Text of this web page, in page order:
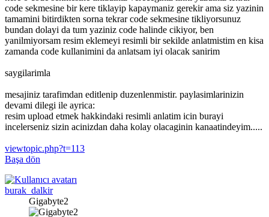
code sekmesine bir kere tiklayip kapaymaniz gerekir ama siz yazinin
tamamini bitirdikten sorna tekrar code sekmesine tikliyorsunuz
bundan dolayi da tum yaziniz code halinde cikiyor, ben
yanilmiyorsam resim eklemeyi resimli bir sekilde anlatmistim en kisa
zamanda code kullanimini da anlatsam iyi olacak sanirim
saygilarimla
mesajiniz tarafimdan editlenip duzenlenmistir. paylasimlarinizin
devami dilegi ile ayrica:
resim upload etmek hakkindaki resimli anlatim icin burayi
incelerseniz sizin acinizdan daha kolay olacaginin kanaatindeyim.....
viewtopic.php?t=113
Başa dön
burak_dalkir
Gigabyte2